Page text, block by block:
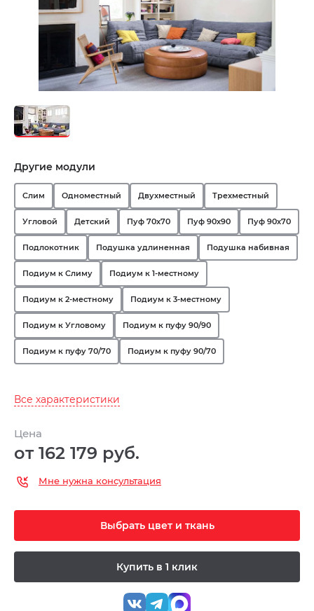
Другие модули
Слим Одноместный Двухместный Трехместный
Угловой Детский Пуф 70х70 Пуф 90х90 Пуф 90х70
Подлокотник Подушка удлиненная Подушка набивная
Подиум к Слиму Подиум к 1-местному
Подиум к 2-местному Подиум к 3-местному
Подиум к Угловому Подиум к пуфу 90/90
Подиум к пуфу 70/70 Подиум к пуфу 90/70
Все характеристики
Цена
от 162 179 руб.
Мне нужна консультация
Выбрать цвет и ткань
Купить в 1 клик